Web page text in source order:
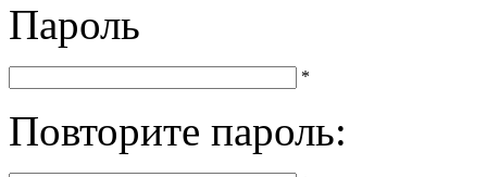
Пароль
*
Повторите пароль: